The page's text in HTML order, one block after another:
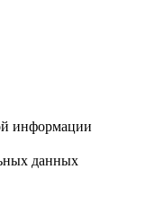
информации
данных